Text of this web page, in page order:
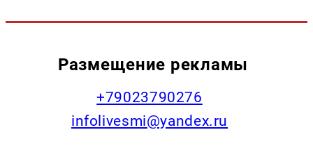
Размещение рекламы
+79023790276
infolivesmi@yandex.ru